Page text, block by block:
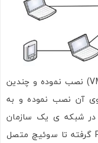
بر روی سرور میتوانید ماشبن مجازی(VMware) نصب نموده و چندین
آن نصب نموده و به
در شبکه ی یک سازمان
میتواند به تمامی دستگاه های موجود از PC گرفته تا سوئیچ متصل